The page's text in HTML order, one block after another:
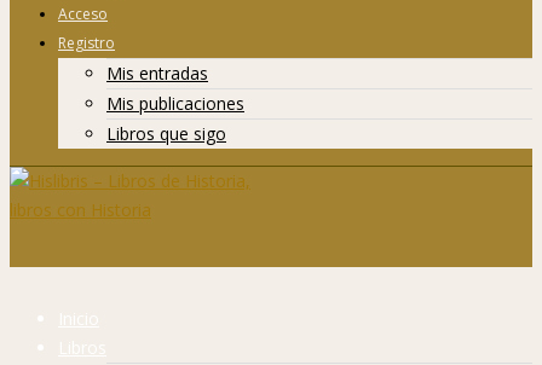
Acceso
Registro
Mis entradas
Mis publicaciones
Libros que sigo
Inicio
Libros